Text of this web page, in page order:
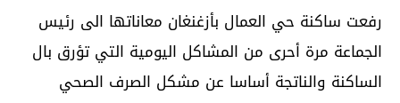
رفعت ساكنة حي العمال بأزغنغان معاناتها الى رئيس
الجماعة مرة أحرى من المشاكل اليومية التي تؤرق بال
الساكنة والناتجة أساسا عن مشكل الصرف الصحي